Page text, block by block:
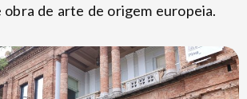
de arte de origem europeia.